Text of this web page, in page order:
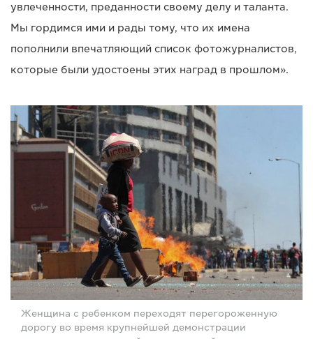
увлеченности, преданности своему делу и таланта.
Мы гордимся ими и рады тому, что их имена
пополнили впечатляющий список фотожурналистов,
которые были удостоены этих наград в прошлом».
Женщина с ребенком переходят перегороженную
дорогу во время крупнейшей демонстрации